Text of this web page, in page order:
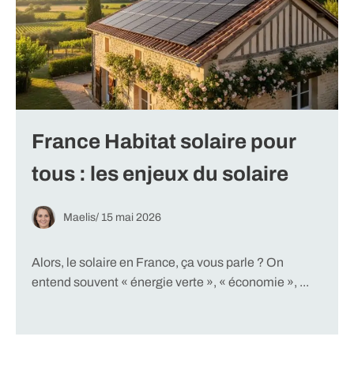
France Habitat solaire pour
tous : les enjeux du solaire
Maelis/ 15 mai 2026
Alors, le solaire en France, ça vous parle ? On
entend souvent « énergie verte », « économie », ...